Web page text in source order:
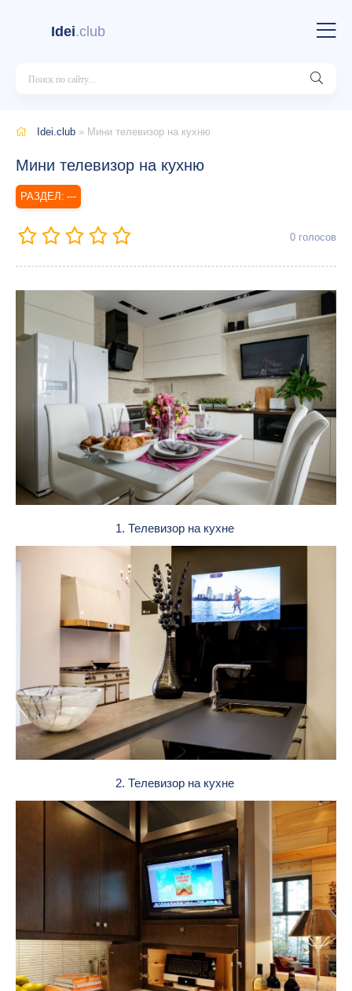
Idei.club
Idei.club » Мини телевизор на кухню
Мини телевизор на кухню
---
0 голосов
1. Телевизор на кухне
2. Телевизор на кухне